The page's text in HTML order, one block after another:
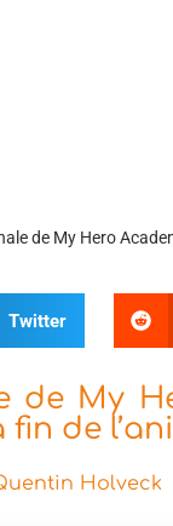
de My Hero
Twitter
de My
de
Holveck